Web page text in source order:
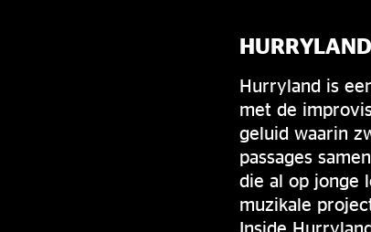
HURRYLAND
Hurryland is
met de
geluid waarin
passages
die al op jonge
muzikale
Inside